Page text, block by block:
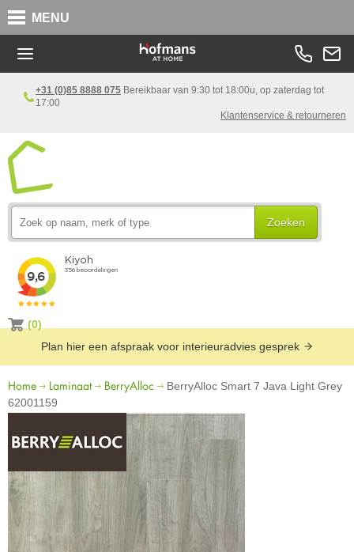
MENU
+31 (0)85 8888 075 Bereikbaar van 9:30 tot 18:00u, op zaterdag tot
17:00
Klantenservice & retourneren
Zoeken
(0)
Plan hier een afspraak voor interieuradvies gesprek
Home Laminaat BerryAlloc
BerryAlloc Smart 7 Java Light Grey
62001159